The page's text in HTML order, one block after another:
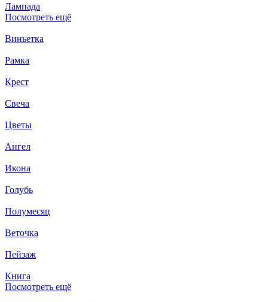
Лампада
Посмотреть ещё
Виньетка
Рамка
Крест
Свеча
Цветы
Ангел
Икона
Голубь
Полумесяц
Веточка
Пейзаж
Книга
Посмотреть ещё